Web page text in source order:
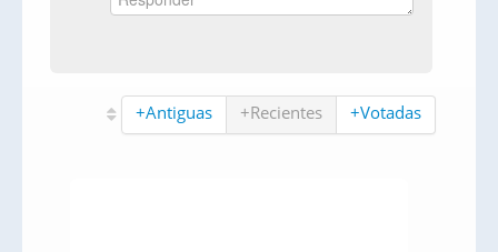
+Antiguas +Recientes +Votadas